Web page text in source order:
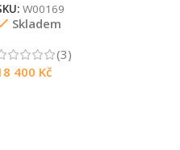
W00169
Skladem
(3)
400 Kč